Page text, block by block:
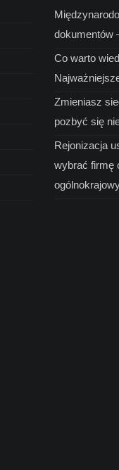
dokumentów
Co warto
Zmieniasz
pozbyć się
Rejonizacja
wybrać firmę